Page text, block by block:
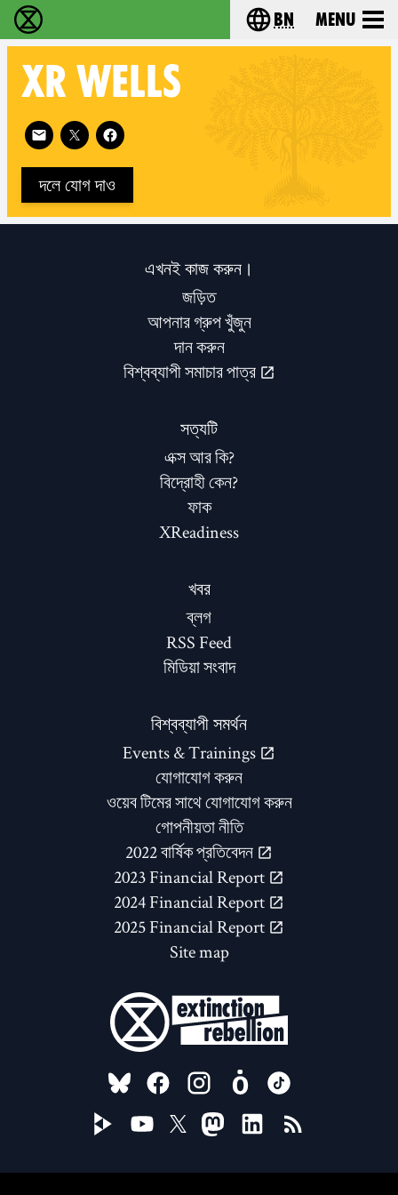
বিলুপ্তি বিদ্রোহ - Home Choose your
bn Menu
XR WELLS
Follow XR Wells on
দলে যোগ দাও
এখনই কাজ করুন।
জড়িত
আপনার গ্রুপ খুঁজুন
দান করুন
বিশ্বব্যাপী সমাচার পাত্র
সত্যটি
এক্স আর কি?
বিদ্রোহী কেন?
ফাক
XReadiness
খবর
ব্লগ
RSS Feed
মিডিয়া সংবাদ
বিশ্বব্যাপী সমর্থন
Events & Trainings
যোগাযোগ করুন
ওয়েব টিমের সাথে যোগাযোগ করুন
গোপনীয়তা নীতি
2022 বার্ষিক প্রতিবেদন
2023 Financial Report
2024 Financial Report
2025 Financial Report
Site map
FOLLOW US ON